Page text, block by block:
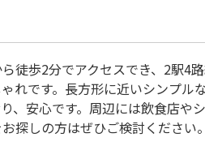
徒歩2分でアクセスでき、2駅4
れです。長方形に近いシンプル
、安心です。周辺には飲食店や
探しの方はぜひご検討ください。